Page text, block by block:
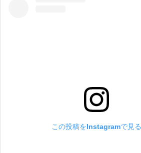
この投稿をInstagramで見る